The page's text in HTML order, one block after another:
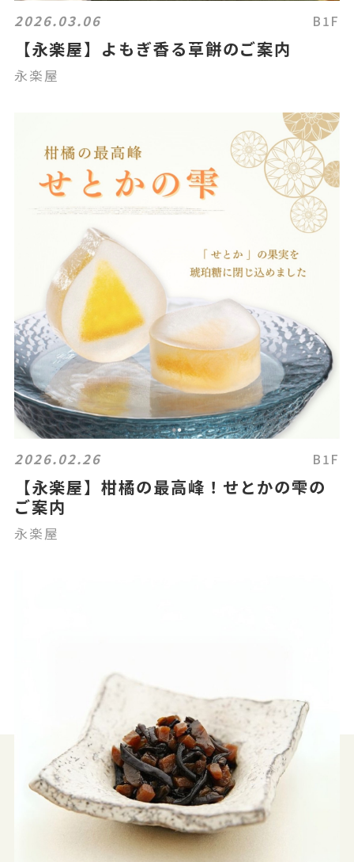
2026.03.06 B1F
【永楽屋】よもぎ香る草餅のご案内
永楽屋
2026.02.26 B1F
【永楽屋】柑橘の最高峰！せとかの雫の
ご案内
永楽屋